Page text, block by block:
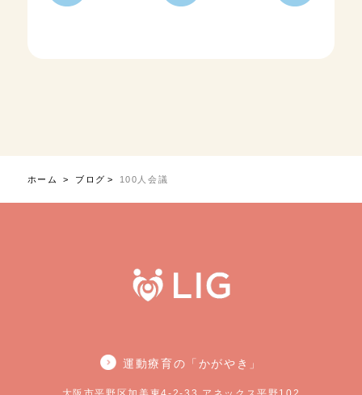
ホーム ブログ 100人会議
運動療育の「かがやき」